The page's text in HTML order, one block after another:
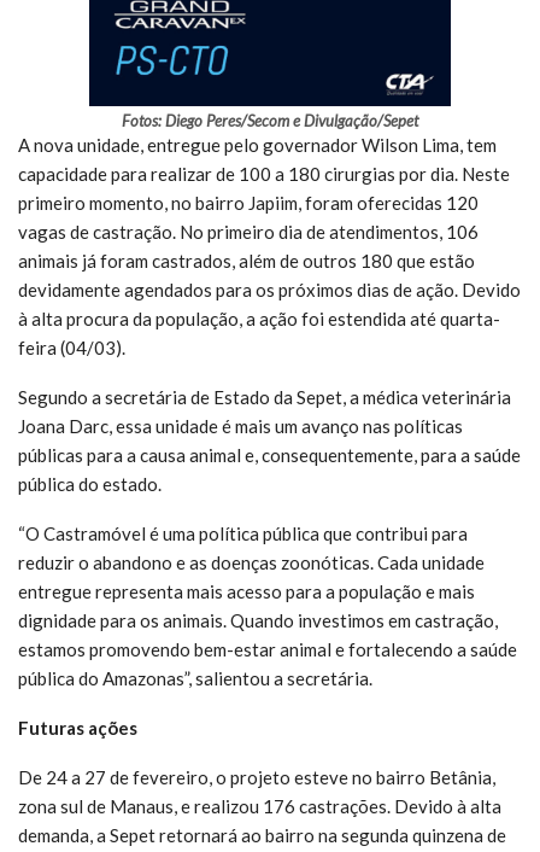
Fotos: Diego Peres/Secom e Divulgação/Sepet
A nova unidade, entregue pelo governador Wilson Lima, tem
capacidade para realizar de 100 a 180 cirurgias por dia. Neste
primeiro momento, no bairro Japiim, foram oferecidas 120
vagas de castração. No primeiro dia de atendimentos, 106
animais já foram castrados, além de outros 180 que estão
devidamente agendados para os próximos dias de ação. Devido
à alta procura da população, a ação foi estendida até quarta-
feira (04/03).
Segundo a secretária de Estado da Sepet, a médica veterinária
Joana Darc, essa unidade é mais um avanço nas políticas
públicas para a causa animal e, consequentemente, para a saúde
pública do estado.
“O Castramóvel é uma política pública que contribui para
reduzir o abandono e as doenças zoonóticas. Cada unidade
entregue representa mais acesso para a população e mais
dignidade para os animais. Quando investimos em castração,
estamos promovendo bem-estar animal e fortalecendo a saúde
pública do Amazonas”, salientou a secretária.
Futuras ações
De 24 a 27 de fevereiro, o projeto esteve no bairro Betânia,
zona sul de Manaus, e realizou 176 castrações. Devido à alta
demanda, a Sepet retornará ao bairro na segunda quinzena de